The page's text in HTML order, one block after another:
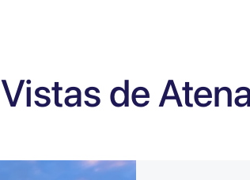
Vistas de